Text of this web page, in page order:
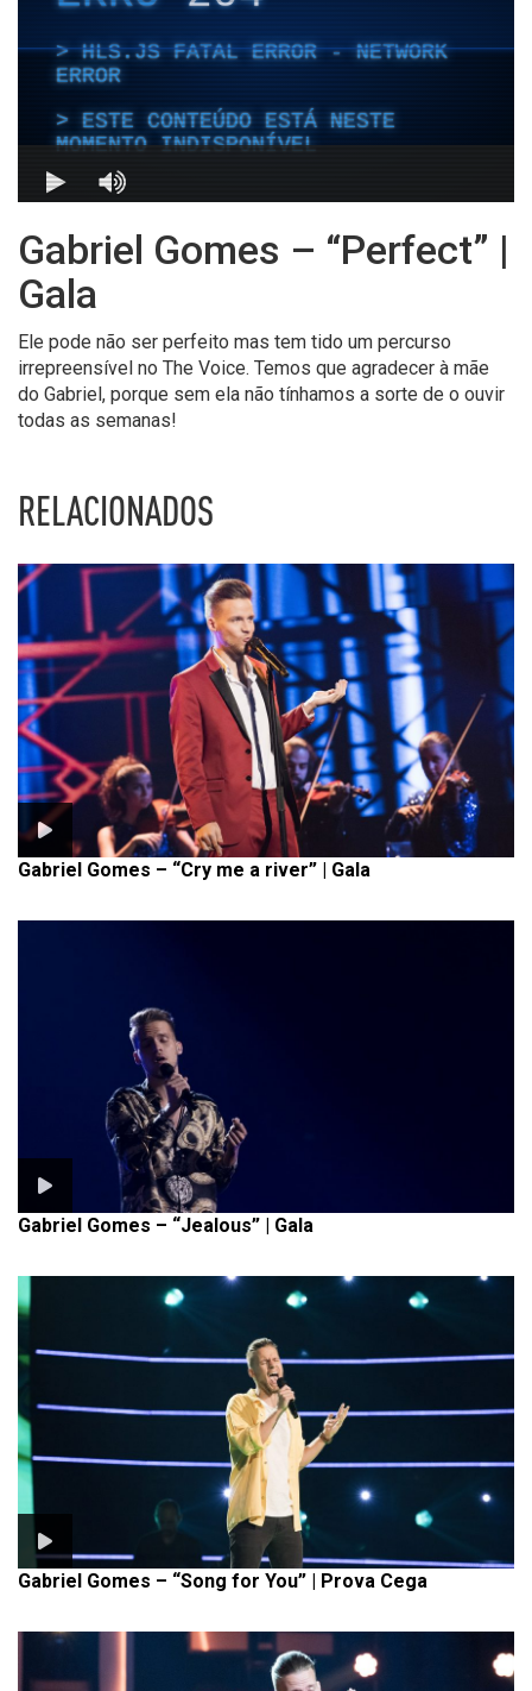
Gabriel Gomes – “Perfect” |
Gala
Ele pode não ser perfeito mas tem tido um percurso
irrepreensível no The Voice. Temos que agradecer à mãe
do Gabriel, porque sem ela não tínhamos a sorte de o ouvir
todas as semanas!
RELACIONADOS
Gabriel Gomes – “Cry me a river” | Gala
Gabriel Gomes – “Jealous” | Gala
Gabriel Gomes – “Song for You” | Prova Cega